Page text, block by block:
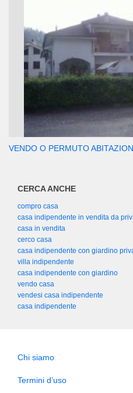
VENDO O PERMUTO
CERCA ANCHE
compro casa
casa indipendente in vendita da
casa in vendita
cerco casa
casa indipendente con giardino
villa indipendente
casa indipendente con giardino
vendo casa
vendesi casa indipendente
casa indipendente
Chi siamo
Termini d’uso